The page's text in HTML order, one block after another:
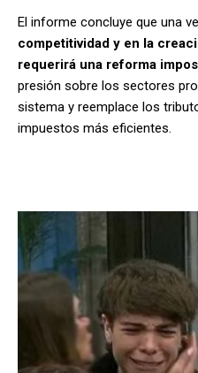
El informe concluye que una
competitividad y en la
requerirá una reforma
presión sobre los sectores
sistema y reemplace los
impuestos más eficientes.